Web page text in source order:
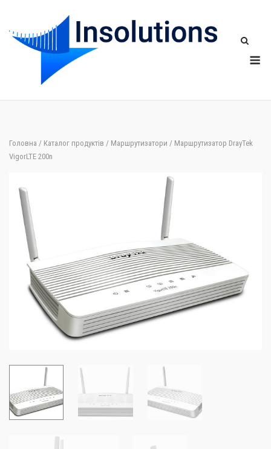
content
Головна / Каталог продуктів / Маршрутизатори / Маршрутизатор DrayTek
VigorLTE 200n